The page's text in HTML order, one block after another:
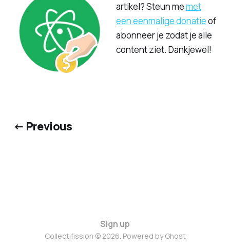
artikel? Steun memet
een eenmalige donatieof
abonneer je zodat je alle
content ziet. Dankjewel!
← Previous
Sign up
Collectifission © 2026. Powered byGhost